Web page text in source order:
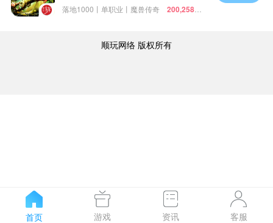
落地1000丨单职业丨魔兽传奇
200,258人
顺玩网络 版权所有
首页 游戏 资讯 客服